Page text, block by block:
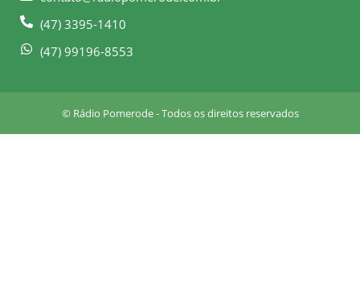
s
q
a
m
(47) 3395-1410
(47) 99196-8553
© Rádio Pomerode - Todos os direitos reservados